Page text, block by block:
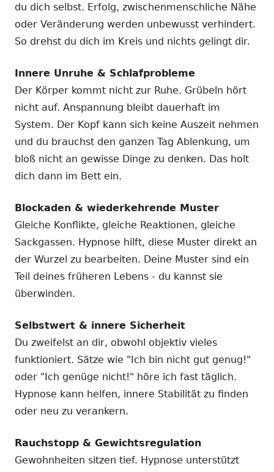
du dich selbst. Erfolg, zwischenmenschliche Nähe
oder Veränderung werden unbewusst verhindert.
So drehst du dich im Kreis und nichts gelingt dir.
Innere Unruhe & Schlafprobleme
Der Körper kommt nicht zur Ruhe. Grübeln hört
nicht auf. Anspannung bleibt dauerhaft im
System. Der Kopf kann sich keine Auszeit nehmen
und du brauchst den ganzen Tag Ablenkung, um
bloß nicht an gewisse Dinge zu denken. Das holt
dich dann im Bett ein.
Blockaden & wiederkehrende Muster
Gleiche Konflikte, gleiche Reaktionen, gleiche
Sackgassen. Hypnose hilft, diese Muster direkt an
der Wurzel zu bearbeiten. Deine Muster sind ein
Teil deines früheren Lebens - du kannst sie
überwinden.
Selbstwert & innere Sicherheit
Du zweifelst an dir, obwohl objektiv vieles
funktioniert. Sätze wie "Ich bin nicht gut genug!"
oder "Ich genüge nicht!" höre ich fast täglich.
Hypnose kann helfen, innere Stabilität zu finden
oder neu zu verankern.
Rauchstopp & Gewichtsregulation
Gewohnheiten sitzen tief. Hypnose unterstützt